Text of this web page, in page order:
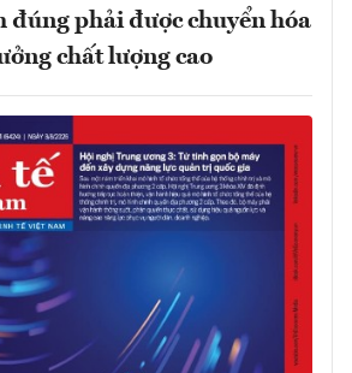
đúng phải được chuyển hóa
chất lượng cao